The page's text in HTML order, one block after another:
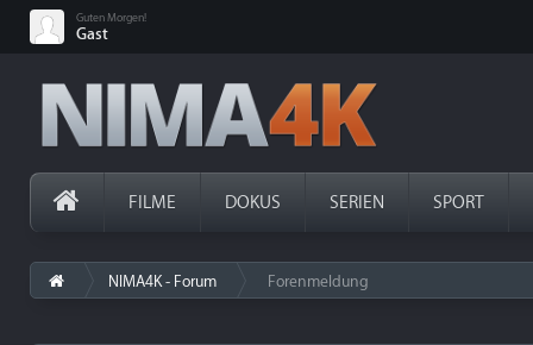
Guten Morgen!
Gast
FILME DOKUS SERIEN SPORT
NIMA4K - Forum Forenmeldung